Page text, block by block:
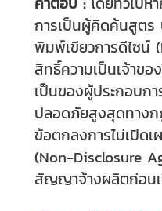
การเป็นผู้คิดค้นสูต
พิมพ์เขียวการดีไซน์
สิทธิ์ความเป็นเจ้าข
เป็นของผู้ประกอบก
ปลอดภัยสูงสุดทาง
ข้อตกลงการไม่เปิด
(Non-Disclosure
สัญญาจ้างผลิตก่อน